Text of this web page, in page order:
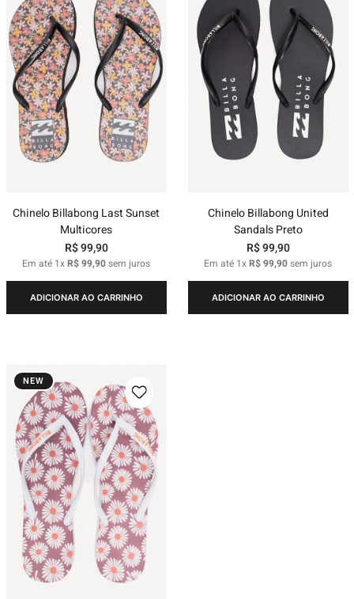
Chinelo Billabong Last Sunset
Multicores
R$99,90
Em até 1xR$99,90sem juros
ADICIONAR AO CARRINHO
Chinelo Billabong United
Sandals Preto
R$99,90
Em até 1xR$99,90sem juros
ADICIONAR AO CARRINHO
NEW